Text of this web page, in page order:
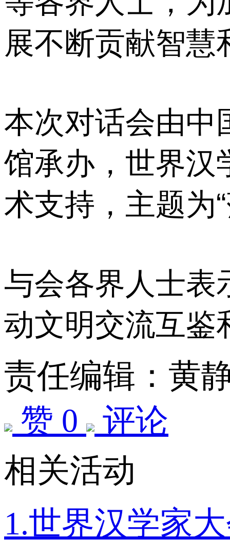
展不断贡献智慧
本次对话会由中
馆承办，世界汉
术支持，主题为
与会各界人士表
动文明交流互鉴
责任编辑：黄
赞 0
评论
相关活动
1.世界汉学家